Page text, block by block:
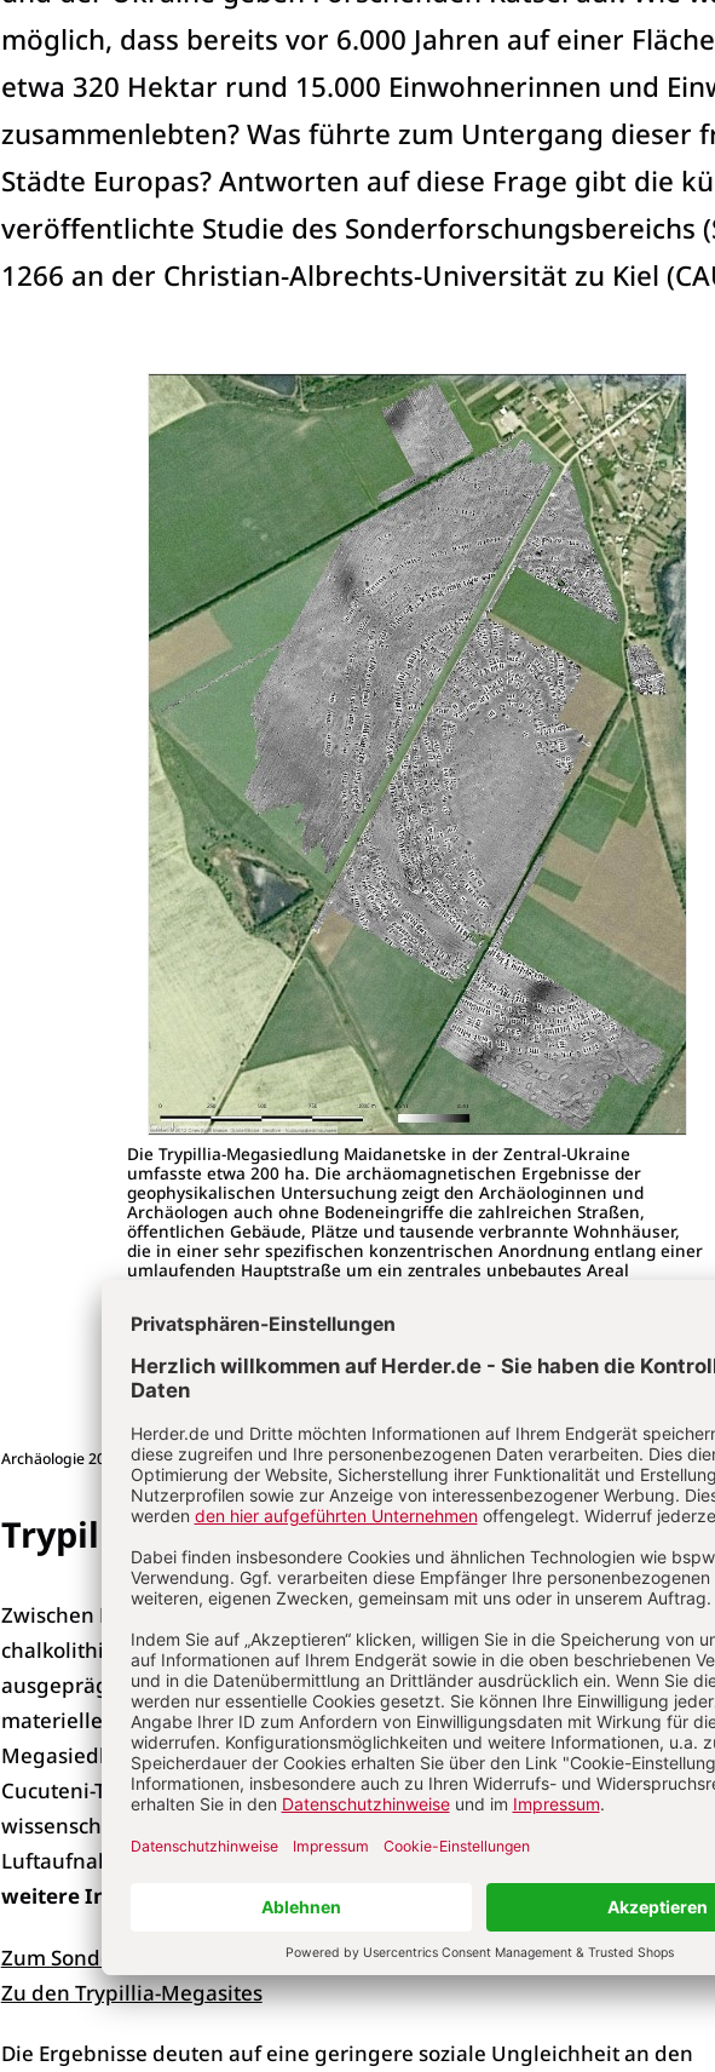
möglich, dass bereits vor 6.000 Jahren auf einer
etwa 320 Hektar rund 15.000 Einwohnerinnen und
zusammenlebten? Was führte zum Untergang dieser
Städte Europas? Antworten auf diese Frage gibt die
veröffentlichte Studie des Sonderforschungsbereichs
1266 an der Christian-Albrechts-Universität zu Kiel
Die Trypillia-Megasiedlung Maidanetske in der Zentral-Ukraine
umfasste etwa 200 ha. Die archäomagnetischen Ergebnisse der
geophysikalischen Untersuchung zeigt den Archäologinnen und
Archäologen auch ohne Bodeneingriffe die zahlreichen Straßen,
öffentlichen Gebäude, Plätze und tausende verbrannte Wohnhäuser,
die in einer sehr spezifischen konzentrischen Anordnung entlang einer
umlaufenden Hauptstraße um ein zentrales unbebautes Areal
Infrastruktur gewährleisten.© Institut für Ur- und Frühgeschichte, CAU
Archäologie 2024 , 12.4.2024, Lesedauer: ca. 3 Minuten /0 Kommentare
Trypillia-Megasiedlungen
Zwischen Karpaten im Westen und Dnjepr im Osten bilden sich ab ca.
chalkolithische Gesellschaften, die sich durch systematisch geplante
ausgeprägte Agrarwirtschaft, Kupferverwendung und aufwendige
materiellen Kultur (spezielle Keramikobjekte, Figurinen) auszeichnen.
Megasiedlungen sind ein Phänomen, das sich innerhalb der so
Cucuteni-Trypillia-Gesellschaften entwickelt. Sie sind seit langem
wissenschaftlichen Diskussion. Sie wurden in den 1970er Jahren durch
Luftaufnahmen, großflächige Geophysik und gezielte Ausgrabungen
weitere Informationen:
Zum Sonderforschungsbereich 1266 „TransformationsDimensionen“
Zu den Trypillia-Megasites
Die Ergebnisse deuten auf eine geringere soziale Ungleichheit an den